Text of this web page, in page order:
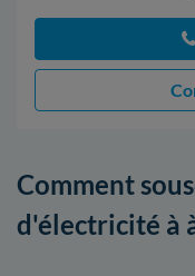
Comment
d'électricité à